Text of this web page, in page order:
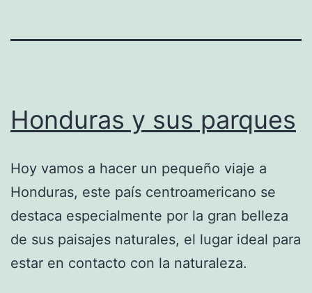
Honduras y sus parques
Hoy vamos a hacer un pequeño viaje a
Honduras, este país centroamericano se
destaca especialmente por la gran belleza
de sus paisajes naturales, el lugar ideal para
estar en contacto con la naturaleza.